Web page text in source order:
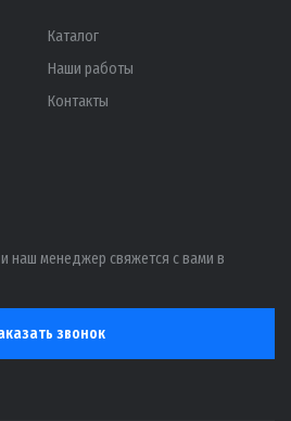
Каталог
Наши работы
Контакты
наш менеджер свяжется с вами в
звонок